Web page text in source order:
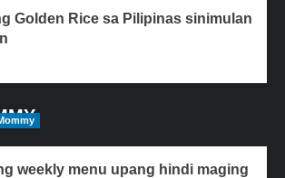
Golden Rice sa Pilipinas sinimulan
weekly menu upang hindi maging